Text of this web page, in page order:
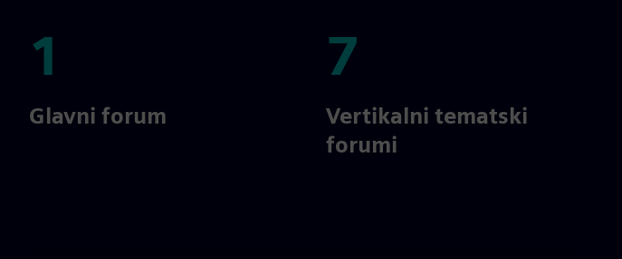
1
1
Glavni forum
7
7
Vertikalni tematski
forumi